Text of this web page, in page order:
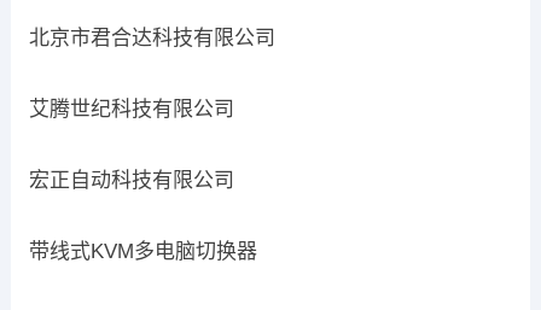
北京市君合达科技有限公司
艾腾世纪科技有限公司
宏正自动科技有限公司
带线式KVM多电脑切换器